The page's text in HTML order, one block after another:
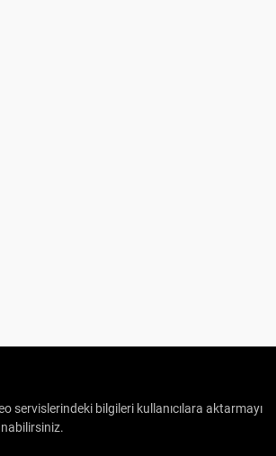
servislerindeki bilgileri kullanıcılara aktarmayı